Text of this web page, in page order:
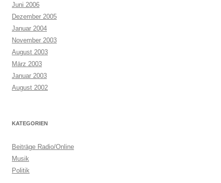
Juni 2006
Dezember 2005
Januar 2004
November 2003
August 2003
März 2003
Januar 2003
August 2002
KATEGORIEN
Beiträge Radio/Online
Musik
Politik